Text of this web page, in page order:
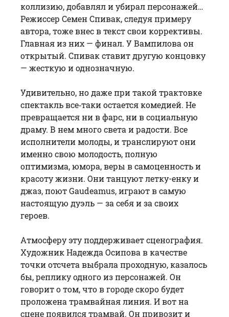
коллизию, добавлял и убирал персонажей…
Режиссер Семен Спивак, следуя примеру
автора, тоже внес в текст свои коррективы.
Главная из них — финал. У Вампилова он
открытый. Спивакставит другую концовку
— жесткую и однозначную.
Удивительно, но даже при такой трактовке
спектакль все‑таки остается комедией. Не
превращается ни в фарс, ни в социальную
драму. В нем много света и радости. Все
исполнители молоды, и транслируют они
именно свою молодость, полную
оптимизма, юмора, веры в самоценность и
красоту жизни. Они танцуют летку-енку и
джаз, поют Gaudeamus, играют в самую
настоящую дуэль — за себя и за своих
героев.
Атмосферу эту поддерживает сценография.
Художник Надежда Осипова в качестве
точки отсчета выбрала проходную, казалось
бы, реплику одного из персонажей. Он
говорит о том, что в городе скоро будет
проложена трамвайная линия. И вот на
сцене появился трамвай. Он привозит и